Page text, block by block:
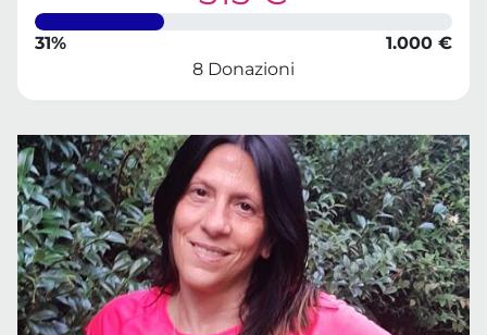
31%
1.000 €
8 Donazioni